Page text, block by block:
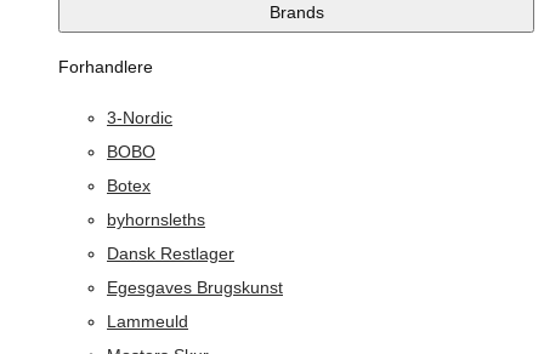
Brands
Forhandlere
3-Nordic
BOBO
Botex
byhornsleths
Dansk Restlager
Egesgaves Brugskunst
Lammeuld